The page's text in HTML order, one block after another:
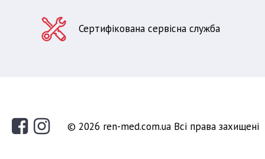
Сертифікована сервісна служба
© 2026 ren-med.com.ua Всі права захищені